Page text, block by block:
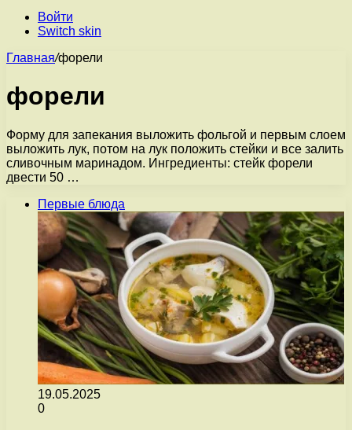
Войти
Switch skin
Главная/форели
форели
Форму для запекания выложить фольгой и первым слоем
выложить лук, потом на лук положить стейки и все залить
сливочным маринадом. Ингредиенты: стейк форели
двести 50 …
Первые блюда
19.05.2025
0